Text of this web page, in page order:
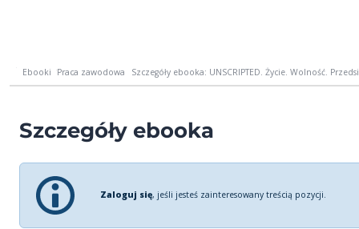
Ebooki Praca zawodowa Szczegóły ebooka: UNSCRIPTED. Życie. Wolność.
Szczegóły ebooka
Zaloguj się, jeśli jesteś zainteresowany treścią pozycji.